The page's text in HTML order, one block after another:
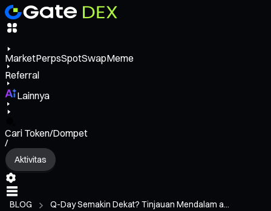
MarketPerpsSpotSwapMeme
Referral
Lainnya
Cari Token/Dompet
/
Aktivitas
BLOG Q-Day Semakin Dekat? Tinjauan Mendalam a...